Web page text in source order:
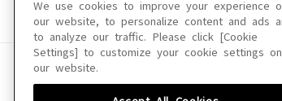
このサイトに掲載されて
We use cookies to improve your experience
our website, to personalize content and ads
to analyze our traffic. Please click [Cookie
Settings] to customize your cookie settings on
our website.